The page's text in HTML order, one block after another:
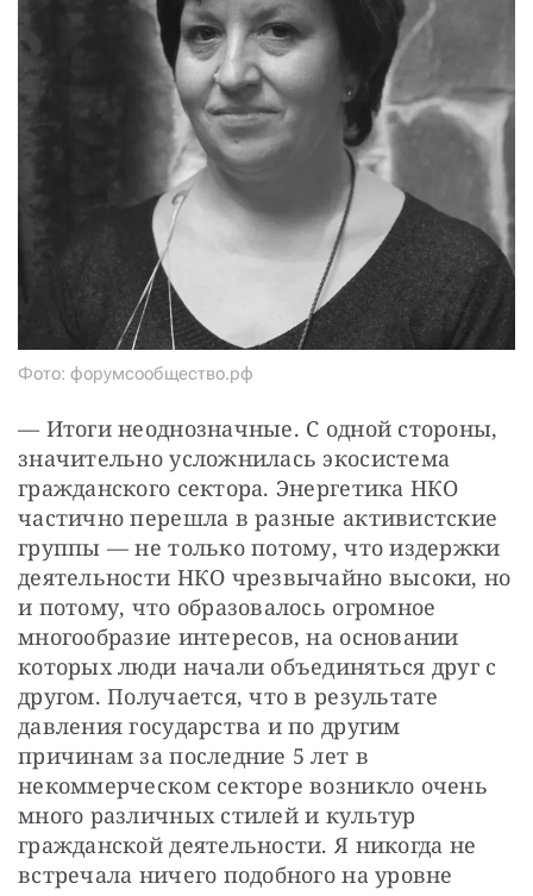
Фото: форумсообщество.рф
— Итоги неоднозначные. С одной стороны,
значительно усложнилась экосистема
гражданского сектора. Энергетика НКО
частично перешла в разные активистские
группы — не только потому, что издержки
деятельности НКО чрезвычайно высоки, но
и потому, что образовалось огромное
многообразие интересов, на основании
которых люди начали объединяться друг с
другом. Получается, что в результате
давления государства и по другим
причинам за последние 5 лет в
некоммерческом секторе возникло очень
много различных стилей и культур
гражданской деятельности. Я никогда не
встречала ничего подобного на уровне